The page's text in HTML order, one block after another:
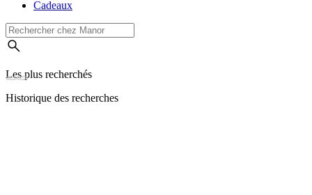
Cadeaux
Les plus recherchés
Historique des recherches